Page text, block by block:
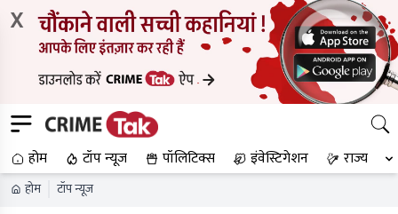
X
होम टॉप न्यूज पॉलिटिक्स इंवेस्टिगेशन राज्य
होम टॉप न्यूज